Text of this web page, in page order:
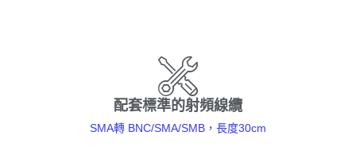
配套標準的射頻線纜
SMA轉 BNC/SMA/SMB，長度30cm